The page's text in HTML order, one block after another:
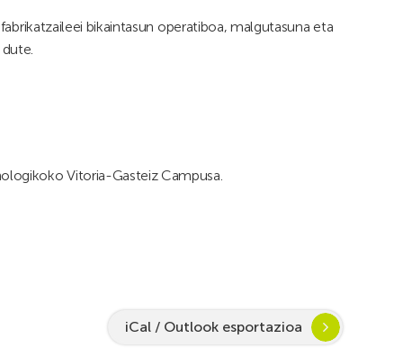
bikaintasun operatiboa, malgutasuna eta
Vitoria-Gasteiz Campusa.
iCal / Outlook esportazioa